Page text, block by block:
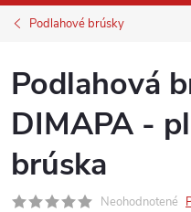
Podlahové brúsky
Podlahová
DIMAPA -
brúska
Neohodnotené